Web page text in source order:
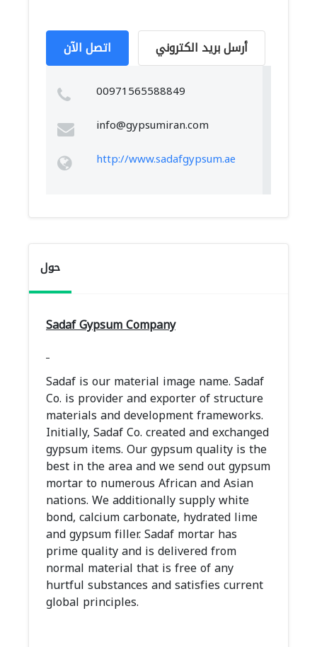
اتصل الآن أرسل بريد الكتروني
00971565588849
info@gypsumiran.com
http://www.sadafgypsum.ae
حول
Sadaf Gypsum Company
Sadaf is our material image name. Sadaf
Co. is provider and exporter of structure
materials and development frameworks.
Initially, Sadaf Co. created and exchanged
gypsum items. Our gypsum quality is the
best in the area and we send out gypsum
mortar to numerous African and Asian
nations. We additionally supply white
bond, calcium carbonate, hydrated lime
and gypsum filler. Sadaf mortar has
prime quality and is delivered from
normal material that is free of any
hurtful substances and satisfies current
global principles.